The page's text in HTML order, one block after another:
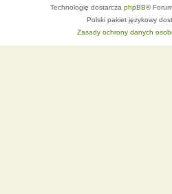
Technologię dostarcza phpBB®
Polski pakiet językowy
Zasady ochrony danych